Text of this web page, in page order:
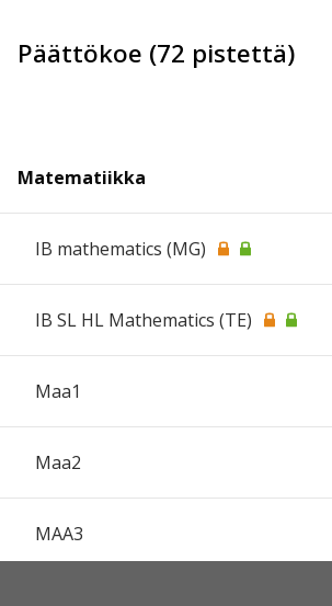
Päättökoe (72 pistettä)
Matematiikka
IB mathematics (MG)
IB SL HL Mathematics (TE)
Maa1
Maa2
MAA3